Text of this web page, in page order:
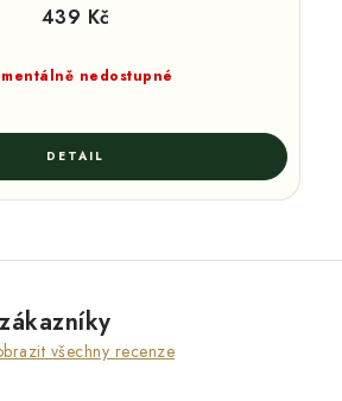
nedostupné
439 Kč
všechny recenze